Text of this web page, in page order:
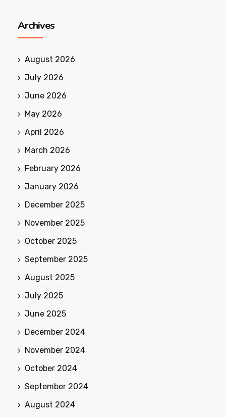
Archives
August 2026
July 2026
June 2026
May 2026
April 2026
March 2026
February 2026
January 2026
December 2025
November 2025
October 2025
September 2025
August 2025
July 2025
June 2025
December 2024
November 2024
October 2024
September 2024
August 2024